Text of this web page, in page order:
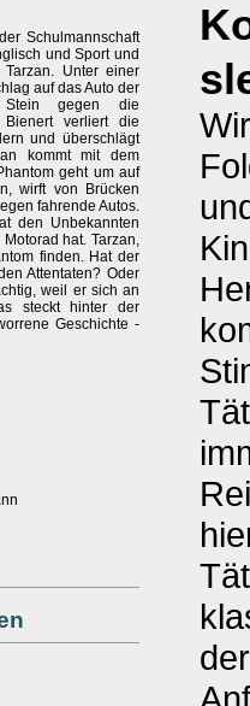
Schulmannschaft
und Sport und
Unter einer
auf das Auto der
gegen die
Bienert verliert die
und überschlägt
kommt mit dem
geht um auf
wirft von Brücken
fahrende Autos.
den Unbekannten
hat. Tarzan,
finden. Hat der
Attentaten? Oder
weil er sich an
steckt hinter der
Geschichte -